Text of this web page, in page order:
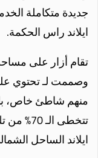
جديدة متكاملة
ايلاند راس الحكمة.
وصممت لـ تحتوي
منهم شاطئ خاص،
تتخطى
ايلاند الساحل